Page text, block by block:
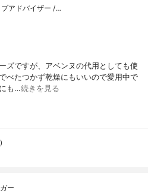
アドバイザー /…
ズですが、アベンヌの代用としても使
べたつかず乾燥にもいいので愛用中で
も…続きを見る
ー